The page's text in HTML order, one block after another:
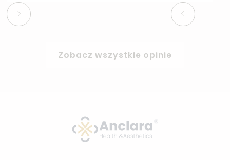
Zobacz wszystkie opinie